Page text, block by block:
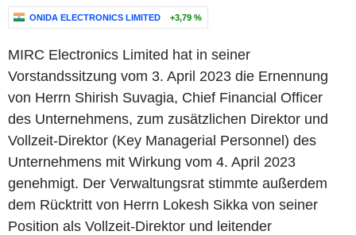
ONIDA ELECTRONICS LIMITED +3,79 %
MIRC Electronics Limited hat in seiner
Vorstandssitzung vom 3. April 2023 die Ernennung
von Herrn Shirish Suvagia, Chief Financial Officer
des Unternehmens, zum zusätzlichen Direktor und
Vollzeit-Direktor (Key Managerial Personnel) des
Unternehmens mit Wirkung vom 4. April 2023
genehmigt. Der Verwaltungsrat stimmte außerdem
dem Rücktritt von Herrn Lokesh Sikka von seiner
Position als Vollzeit-Direktor und leitender